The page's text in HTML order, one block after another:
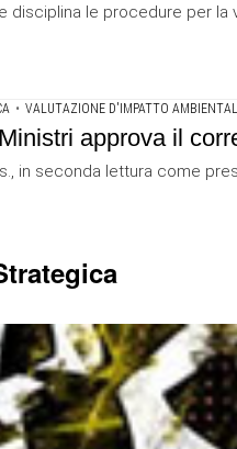
le procedure per
• VALUTAZIONE D'IMPATTO
approva il
in seconda lettura come